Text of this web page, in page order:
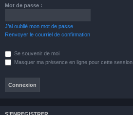
Mot de passe :
J’ai oublié mon mot de passe
Renvoyer le courriel de confirmation
Se souvenir de moi
Masquer ma présence en ligne pour cette session